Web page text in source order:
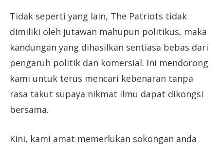
Tidak seperti yang lain, The Patriots tidak
dimiliki oleh jutawan mahupun politikus, maka
kandungan yang dihasilkan sentiasa bebas dari
pengaruh politik dan komersial. Ini mendorong
kami untuk terus mencari kebenaran tanpa
rasa takut supaya nikmat ilmu dapat dikongsi
bersama.
Kini, kami amat memerlukan sokongan anda